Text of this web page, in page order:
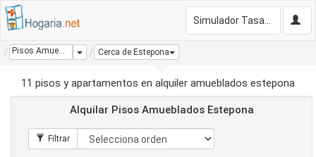
Pisos Amueblados Estepona Dropdown
Cerca de Estepona
11 pisos y apartamentos en alquiler amueblados estepona
Alquilar Pisos Amueblados Estepona